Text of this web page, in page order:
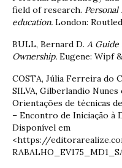
field of research.
education. London:
BULL, Bernard D. A
Ownership. Eugene: Wipf
COSTA, Júlia Ferreira do
SILVA, Gilberlandio
Orientações de técnicas
– Encontro de Iniciação à
Disponível em
<https://